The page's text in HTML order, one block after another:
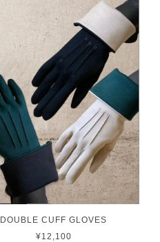
DOUBLE CUFF GLOVES
¥12,100